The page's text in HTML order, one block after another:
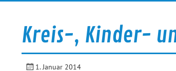
Kreis-, Kinder-
1. Januar 2014